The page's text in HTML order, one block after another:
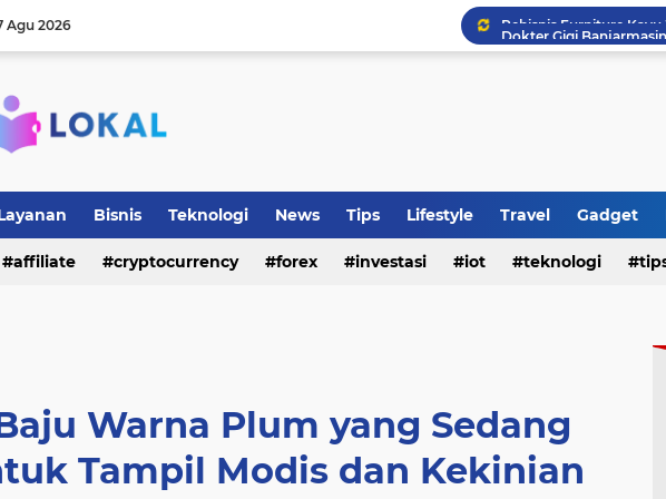
Agu 2026
Tips Membeli Office
Bisnis Teknologi News Tips Lifestyle Travel Gadget
affiliate cryptocurrency forex investasi iot teknologi
Warna Plum yang Sedang
Tampil Modis dan Kekinian